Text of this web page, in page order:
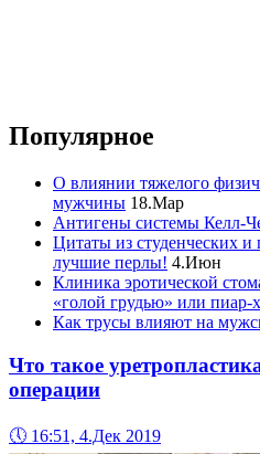
Популярное
О влиянии тяжелого
мужчины 18.Мар
Антигены системы Келл-
Цитаты из студенческих и
лучшие перлы! 4.Июн
Клиника эротической
«голой грудью» или пиар-
Как трусы влияют на
Что такое
операции
🕔 16:51, 4.Дек 2019